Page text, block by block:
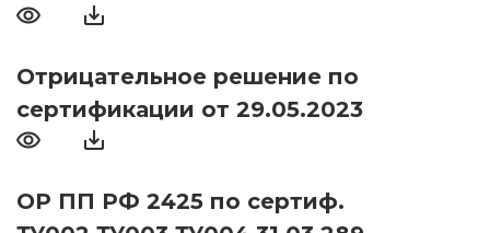
Отрицательное решение по
сертификации от 29.05.2023
ОР ПП РФ 2425 по сертиф.